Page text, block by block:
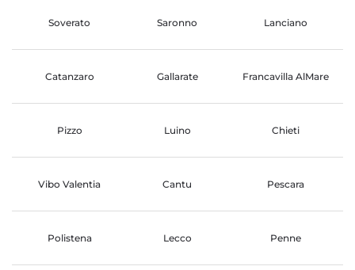
Soverato Saronno Lanciano
Catanzaro Gallarate Francavilla AlMare
Pizzo Luino Chieti
Vibo Valentia Cantu Pescara
Polistena Lecco Penne